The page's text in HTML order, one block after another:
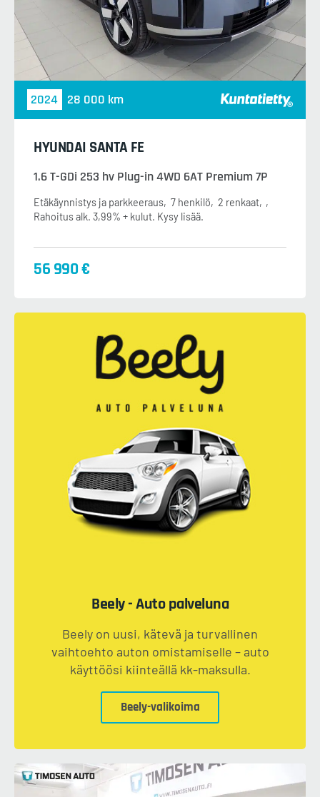
2024 28 000 km
HYUNDAI SANTA FE
1.6 T-GDi 253 hv Plug-in 4WD 6AT Premium 7P
Etäkäynnistys ja parkkeeraus 7 henkilö
2 renkaat
Rahoitus alk. 3,99% + kulut. Kysy lisää.
56 990 €
Beely - Auto palveluna
Beely on uusi, kätevä ja turvallinen
vaihtoehto auton omistamiselle – auto
käyttöösi kiinteällä kk-maksulla.
Beely-valikoima